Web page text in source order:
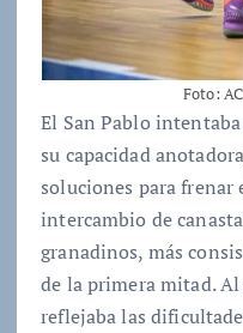
Foto:
El San Pablo
su capacidad
soluciones para frenar
intercambio de
granadinos, más
de la primera mitad.
reflejaba las